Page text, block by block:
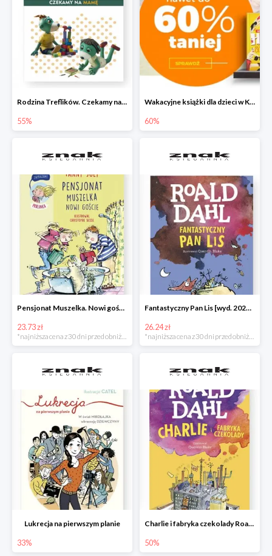
Rodzina Treflików. Czekamy na mamę
55%
Wakacyjne książki dla dzieci w Księgarni Znak do -60%
60%
Pensjonat Muszelka. Nowi goście Fanny Joly -32%
23.73 zł
*najniższa cena z 30 dni przed obniżką
Fantastyczny Pan Lis [wyd. 2020] Roald Dahl -25%
26.24 zł
*najniższa cena z 30 dni przed obniżką
Lukrecja na pierwszym planie
33%
Charlie i fabryka czekolady Roald Dahl
50%